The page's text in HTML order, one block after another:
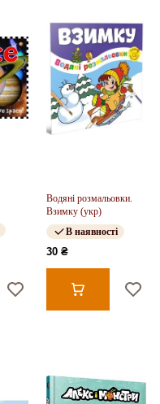
Водяні розмальовки.
Взимку (укр)
В наявності
30 ₴